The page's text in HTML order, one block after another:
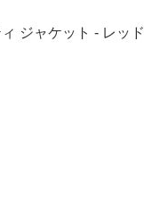
ジャケット - レッ